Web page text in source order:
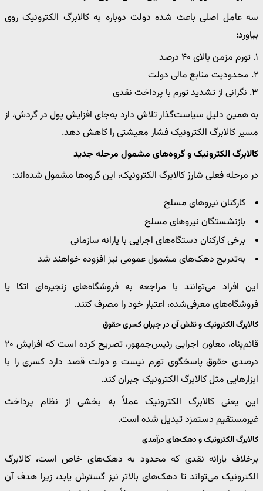
سه عامل اصلی باعث شده دولت دوباره به کالابرگ الکترونیک روی
بیاورد:
۱. تورم مزمن بالای ۴۰ درصد
۲. محدودیت منابع مالی دولت
۳. نگرانی از تشدید تورم با پرداخت نقدی
به همین دلیل سیاست‌گذار تلاش دارد به‌جای افزایش پول در گردش، از
مسیر کالابرگ الکترونیک فشار معیشتی را کاهش دهد.
کالابرگ الکترونیک و گروه‌های مشمول مرحله جدید
در مرحله فعلی شارژ کالابرگ الکترونیک، این گروه‌ها مشمول شده‌اند:
کارکنان نیروهای مسلح
بازنشستگان نیروهای مسلح
برخی کارکنان دستگاه‌های اجرایی با یارانه سازمانی
به‌تدریج دهک‌های مشمول عمومی نیز افزوده خواهند شد
این افراد می‌توانند با مراجعه به فروشگاه‌های زنجیره‌ای اتکا یا
فروشگاه‌های معرفی‌شده، اعتبار خود را مصرف کنند.
کالابرگ الکترونیک و نقش آن در جبران کسری حقوق
قائم‌پناه، معاون اجرایی رئیس‌جمهور، تصریح کرده است که افزایش ۲۰
درصدی حقوق پاسخگوی تورم نیست و دولت قصد دارد کسری را با
ابزارهایی مثل کالابرگ الکترونیک جبران کند.
این یعنی کالابرگ الکترونیک عملاً به بخشی از نظام پرداخت
غیرمستقیم دستمزد تبدیل شده است.
کالابرگ الکترونیک و دهک‌های درآمدی
برخلاف یارانه نقدی که محدود به دهک‌های خاص است، کالابرگ
الکترونیک می‌تواند تا دهک‌های بالاتر نیز گسترش یابد، زیرا هدف آن